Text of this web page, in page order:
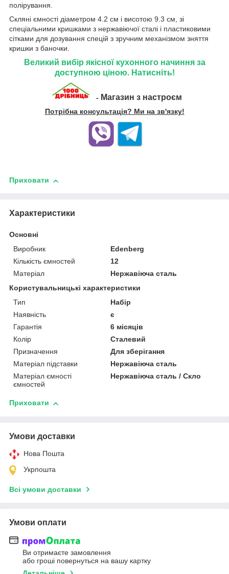
полірування.
Скляні ємності діаметром 4.2 см і висотою 9.3 см, зі
спеціальними кришками з нержавіючої сталі і пластиковими
сітками для дозування спецій з зручним механізмом зняття
кришки з баночки.
Великий вибір якісної кухонного начиння за
доступною ціною. Натисніть!
- Магазин з настроєм
Потрібна консультація? Ми на зв'язку!
Приховати
Характеристики
Основні
Виробник
Edenberg
Кількість ємностей
12
Матеріал
Нержавіюча сталь
Користувальницькі характеристики
Тип
Набір
Наявність
є
Гарантія
6 місяців
Колір
Сталевий
Призначення
Для зберігання
Матеріал підставки
Нержавіюча сталь
Матеріал ємності
ємностей
Нержавіюча сталь / Скло
Приховати
Умови доставки
Нова Пошта
Укрпошта
Всі умови доставки
Умови оплати
Ви отримаєте замовлення
або гроші повернуться на вашу картку